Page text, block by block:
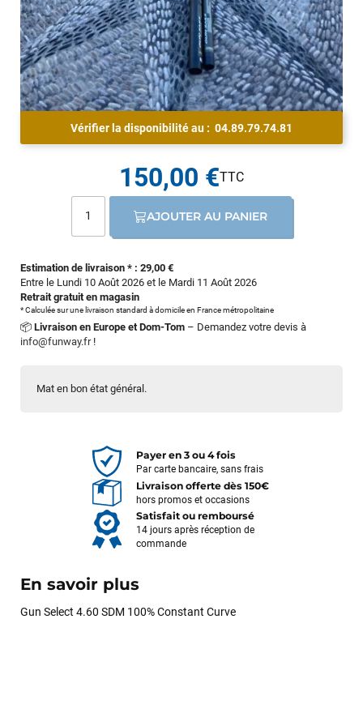
Mat en bon état général.
Vérifier la disponibilité au : 04.89.79.74.81
Estimation de livraison * : 29,00 €
Entre le Lundi 10 Août 2026 et le Mardi 11 Août 2026
Retrait gratuit en magasin
* Calculée sur une livraison standard à domicile en France métropolitaine
📦 Livraison en Europe et Dom-Tom – Demandez votre devis à
info@funway.fr!
150,00 €
AJOUTER AU PANIER
Payer en 3 ou 4 fois
Par carte bancaire, sans frais
Livraison offerte dès 150€
hors promos et occasions
Satisfait ou remboursé
14 jours après réception de
commande
En savoir plus
Gun Select 4.60 SDM 100% Constant Curve